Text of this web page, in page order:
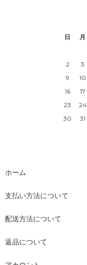
日
月
2
3
9
10
16
17
23
24
30
31
ホーム
支払い方法について
配送方法について
返品について